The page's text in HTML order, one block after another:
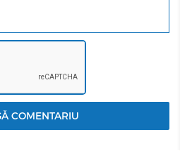
mai bună de depunere a
generație ce oferă parului
și strălucire.
de cocos oferă suplimentar
vopselei, iar amestecarea și
COMENTARIU